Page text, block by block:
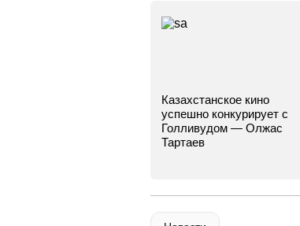
Казахстанское кино
успешно конкурирует с
Голливудом — Олжас
Тартаев